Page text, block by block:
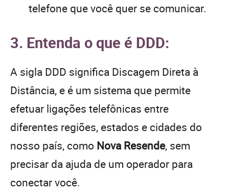
telefone que você quer se comunicar.
3. Entenda o que é DDD:
A sigla DDD significa Discagem Direta à
Distância, e é um sistema que permite
efetuar ligações telefônicas entre
diferentes regiões, estados e cidades do
nosso país, como Nova Resende, sem
precisar da ajuda de um operador para
conectar você.